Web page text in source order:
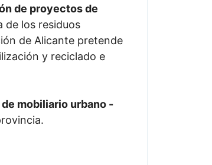
de proyectos de
de los residuos
de Alicante pretende
y reciclado e
mobiliario urbano -